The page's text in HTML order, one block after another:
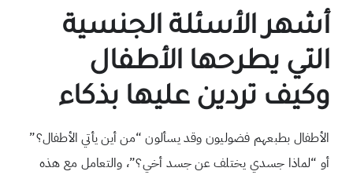
أشهر الأسئلة الجنسية
التي يطرحها الأطفال
وكيف تردين عليها بذكاء
الأطفال بطبعهم فضوليون وقد يسألون “من أين يأتي الأطفال؟”
أو “لماذا جسدي يختلف عن جسد أخي؟”، والتعامل مع هذه